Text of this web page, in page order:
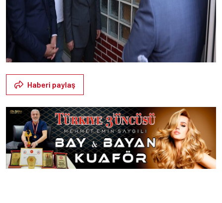
Haberi paylaş